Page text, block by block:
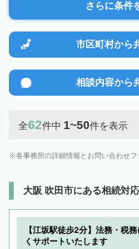
さらに条件
市区町村から
相談内容から
全62件中 1~50件を表示
各事務所の詳細情報とお問い合わせ
大阪 吹田市にある相続対
【江坂駅徒歩2分】法務・税
くサポートいたします